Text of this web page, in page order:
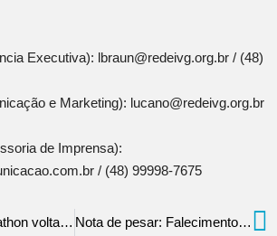
Executiva): lbraun@redeivg.org.br / (48)
e Marketing): lucano@redeivg.org.br
de Imprensa):
/ (48) 99998-7675
IVG realiza hackathon voltado à inclusão social e autonomia digital Nota de pesar: Falecimento de Dona Claudete Régis Machado